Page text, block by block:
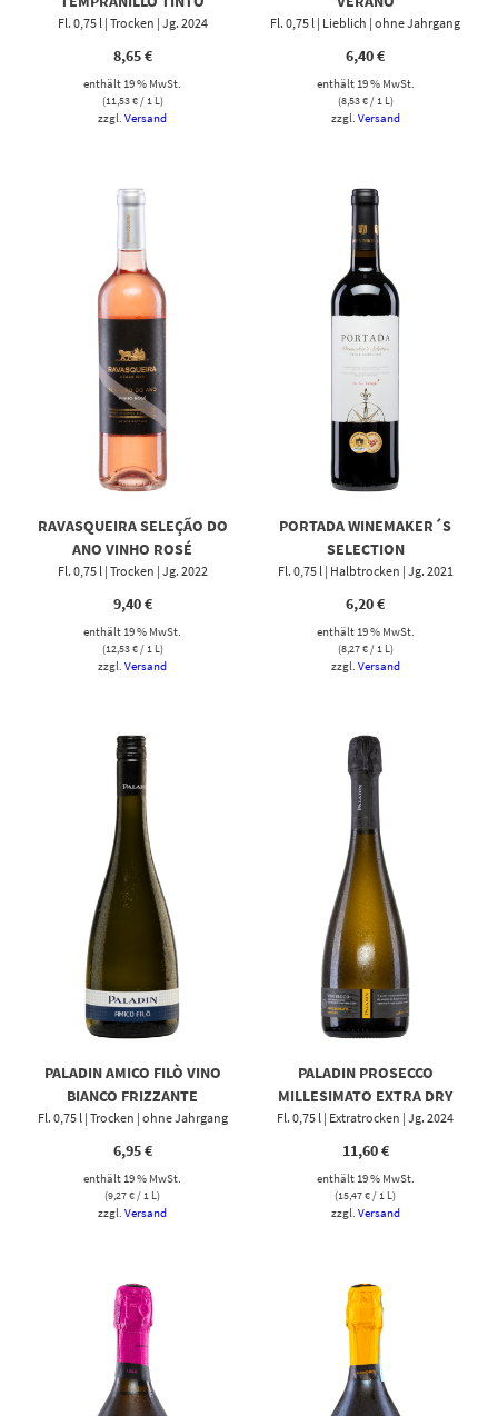
Fl. 0,75 l | Trocken | Jg. 2024
8,65€
enthält 19 % MwSt.
(11,53€/ 1 L)
zzgl.Versand
Fl. 0,75 l | Lieblich | ohne Jahrgang
6,40€
enthält 19 % MwSt.
(8,53€/ 1 L)
zzgl. Versand
RAVASQUEIRA SELEÇÃO DO
ANO VINHO ROSÉ
Fl. 0,75 l | Trocken | Jg. 2022
9,40€
enthält 19 % MwSt.
(12,53€/ 1 L)
zzgl.Versand
PORTADA WINEMAKER´S
SELECTION
Fl. 0,75 l | Halbtrocken | Jg. 2021
6,20€
enthält 19 % MwSt.
(8,27€/ 1 L)
zzgl. Versand
PALADIN AMICO FILÒ VINO
BIANCO FRIZZANTE
Fl. 0,75 l | Trocken | ohne Jahrgang
6,95€
enthält 19 % MwSt.
(9,27€/ 1 L)
zzgl.Versand
PALADIN PROSECCO
MILLESIMATO EXTRA DRY
Fl. 0,75 l | Extratrocken | Jg. 2024
11,60€
enthält 19 % MwSt.
(15,47€/ 1 L)
zzgl. Versand